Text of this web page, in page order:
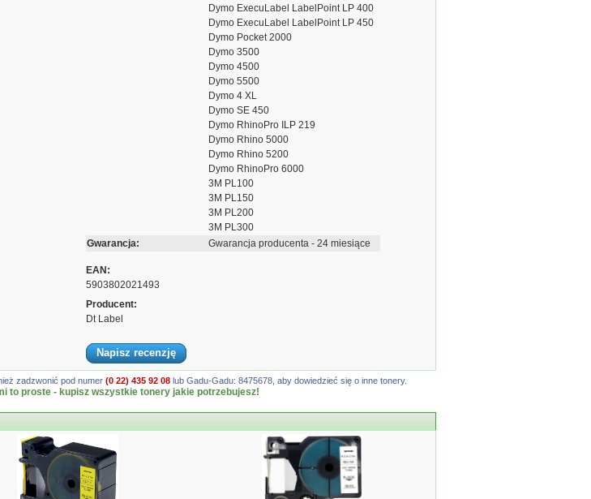
Dymo ExecuLabel LabelPoint LP 400
Dymo ExecuLabel LabelPoint LP 450
Dymo Pocket 2000
Dymo 3500
Dymo 4500
Dymo 5500
Dymo 4 XL
Dymo SE 450
Dymo RhinoPro ILP 219
Dymo Rhino 5000
Dymo Rhino 5200
Dymo RhinoPro 6000
3M PL100
3M PL150
3M PL200
3M PL300
Gwarancja:
Gwarancja producenta - 24 miesiące
EAN:
5903802021493
Producent:
Dt Label
Napisz recenzję
zadzwonić pod numer (0 22) 435 92 08lub Gadu-Gadu: 8475678, aby dowiedzieć się o inne tonery.
to proste - kupisz wszystkie tonery jakie potrzebujesz!